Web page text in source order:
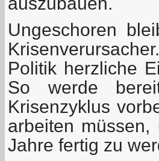
Ungeschoren
Politik herzliche
So werde
Krisenzyklus
arbeiten müssen,
Jahre fertig zu